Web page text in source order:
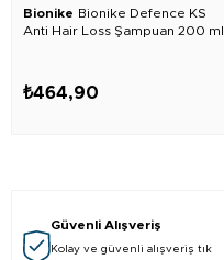
Bionike Bionike Defence KS
Anti Hair Loss Şampuan 200 ml
₺464,90
Güvenli Alışveriş
Kolay ve güvenli alışveriş tık